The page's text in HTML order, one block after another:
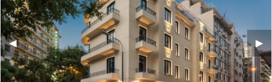
▶︎
◀︎